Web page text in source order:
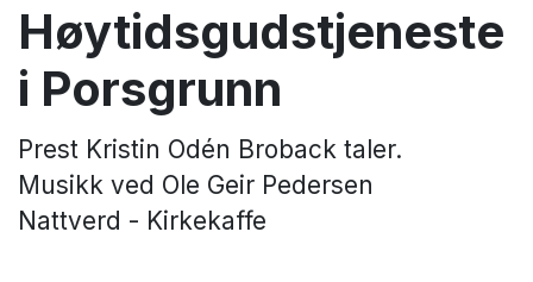
Høytidsgudstjeneste
i Porsgrunn
Prest Kristin Odén Broback taler.
Musikk ved Ole Geir Pedersen
Nattverd - Kirkekaffe